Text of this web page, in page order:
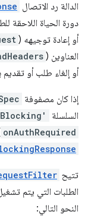
الدالة رد الاتصال
دورة الحياة اللاحقة
أو إعادة توجيهه (
العناوين (
أو إلغاء طلب أو تقديم
إذا كان مصفوفة
السلسلة
onAuthRequired
تتيح
الطلبات التي يتم
النحو التالي: